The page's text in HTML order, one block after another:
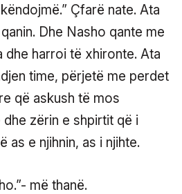
Çfarë nate. Ata
Dhe Nasho qante me
dhe harroi të xhironte. Ata
time, përjetë me perdet
që askush të mos
zërin e shpirtit që i
as e njihnin, as i njihte.
më thanë.